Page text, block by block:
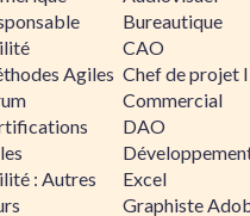
Agiles
: Autres
Bureautique
CAO
Chef de projet
Commercial
DAO
Excel
Graphiste